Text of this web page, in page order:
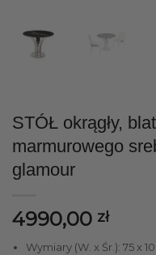
STÓŁ okrągły,
marmurowego
glamour
4990,00 zł
Wymiary (W. x Śr.): 75 x